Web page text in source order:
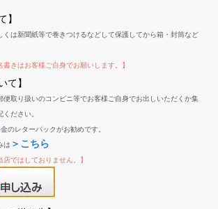
】
くは新聞紙等で巻きつけるなどして保護してから箱・封筒など
書きはお客様ご自身でお願いします。】
て】
便取り扱いのコンビニ等でお客様ご自身でお出しいただくか集
ださい。
のレターパックがお勧めです。
は ＞こちら
店ではしておりません。】